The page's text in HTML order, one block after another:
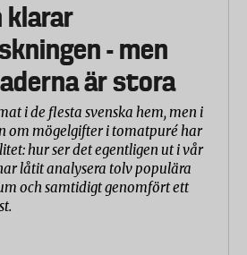
klarar
- men
är stora
i de flesta svenska hem, men i
om mögelgifter i tomatpuré har
hur ser det egentligen ut i vår
låtit analysera tolv populära
och samtidigt genomfört ett